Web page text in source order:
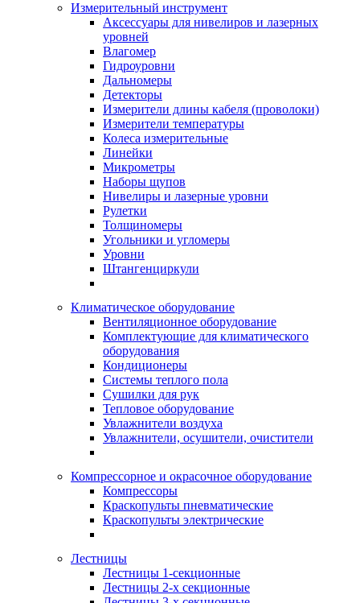
Измерительный инструмент
Аксессуары для нивелиров и лазерных
уровней
Влагомер
Гидроуровни
Дальномеры
Детекторы
Измерители длины кабеля (проволоки)
Измерители температуры
Колеса измерительные
Линейки
Микрометры
Наборы щупов
Нивелиры и лазерные уровни
Рулетки
Толщиномеры
Угольники и угломеры
Уровни
Штангенциркули
Климатическое оборудование
Вентиляционное оборудование
Комплектующие для климатического
оборудования
Кондиционеры
Системы теплого пола
Сушилки для рук
Тепловое оборудование
Увлажнители воздуха
Увлажнители, осушители, очистители
Компрессорное и окрасочное оборудование
Компрессоры
Краскопульты пневматические
Краскопульты электрические
Лестницы
Лестницы 1-секционные
Лестницы 2-х секционные